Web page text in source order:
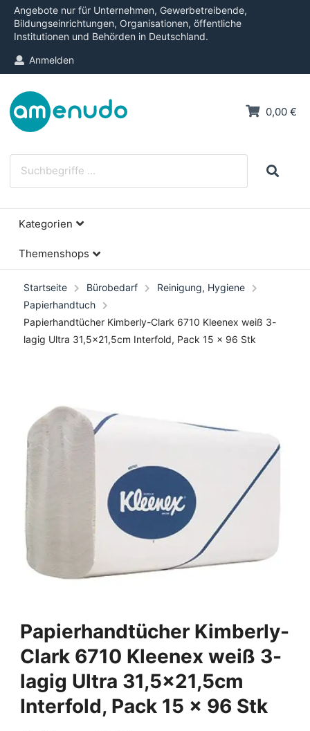
Angebote nur für Unternehmen, Gewerbetreibende,
Bildungseinrichtungen, Organisationen, öffentliche
Institutionen und Behörden in Deutschland.
Anmelden
0,00 €
Kategorien
Themenshops
Startseite Bürobedarf
Reinigung, Hygiene
Papierhandtuch
Papierhandtücher Kimberly-Clark 6710 Kleenex weiß 3-
lagig Ultra 31,5x21,5cm Interfold, Pack 15 x 96 Stk
Papierhandtücher Kimberly-
Clark 6710 Kleenex weiß 3-
lagig Ultra 31,5x21,5cm
Interfold, Pack 15 x 96 Stk